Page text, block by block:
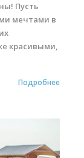
Пусть
мечтами в
красивыми,
Подробнее